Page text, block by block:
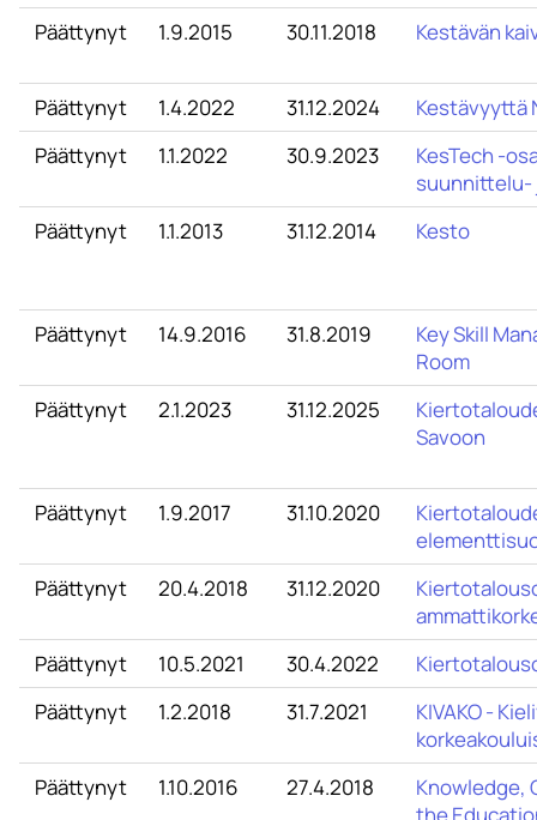
Päättynyt 1.9.2015 30.11.2018 Kestävän
Päättynyt 1.4.2022 31.12.2024
Kestävyyttä
Päättynyt
1.1.2022 30.9.2023
KesTech -
suunnittelu-
Päättynyt
1.1.2013 31.12.2014 Kesto
Päättynyt 14.9.2016 31.8.2019
Key Skill
Room
Päättynyt
2.1.2023 31.12.2025
Savoon
Päättynyt 1.9.2017 31.10.2020
Päättynyt
20.4.2018 31.12.2020
Päättynyt
10.5.2021 30.4.2022
Päättynyt
1.2.2018 31.7.2021
KIVAKO -
Päättynyt
1.10.2016 27.4.2018
Knowledge,